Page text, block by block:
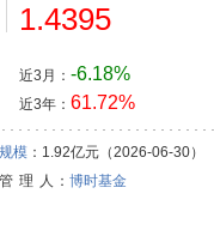
1.4395
近3月： -6.18%
近3年： 61.72%
规模：1.92亿元（2026-06-30）
管 理 人 ： 博时基金